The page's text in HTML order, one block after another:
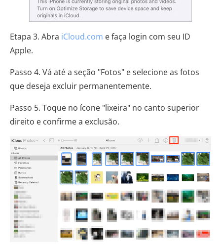
Etapa 3. Abra iCloud.com e faça login com seu ID
Apple.
Passo 4. Vá até a seção "Fotos" e selecione as fotos
que deseja excluir permanentemente.
Passo 5. Toque no ícone "lixeira" no canto superior
direito e confirme a exclusão.